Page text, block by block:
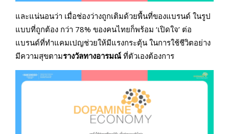
และแน่นอนว่า เมื่อช่องว่างถูกเติมด้วยพื้นที่ของแบรนด์ ในรูป
แบบที่ถูกต้อง กว่า 78% ของคนไทยก็พร้อม ‘เปิดใจ’ ต่อ
แบรนด์ที่ทำแคมเปญช่วยให้มีแรงกระตุ้น ในการใช้ชีวิตอย่าง
มีความสุขตามรางวัลทางอารมณ์ ที่ตัวเองต้องการ